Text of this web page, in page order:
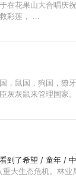
在花果山大合唱庆
彩莲， ...
，鼠国，狗国，
灰灰鼠来管理国家
到了希望 / 童年 /
大生态危机。林